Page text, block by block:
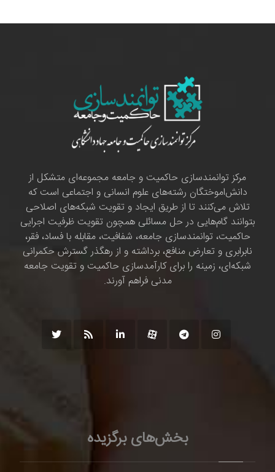
مرکز توانمندسازی حاکمیت و جامعه مجموعه‌ای متشکل از
دانش‌اموختگان رشته‌های علوم انسانی و اجتماعی است که
تلاش می‌کنند تا از طریق ایجاد و تقویت شبکه‌های اصلاحی
بتوانند گام‌هایی در حل مسائلی همچون تقویت ظرفیت اجرایی
حاکمیت، توانمندسازی جامعه، شفافیت، مقابله با فساد، فقر،
نابرابری و تعارض منافع، برداشته و از رهگذر گسترش حکمرانی
شبکه‌ای، زمینه را برای کارآمدسازی حاکمیت و تقویت جامعه
مدنی فراهم آورند.
بخش‌های برگزیده